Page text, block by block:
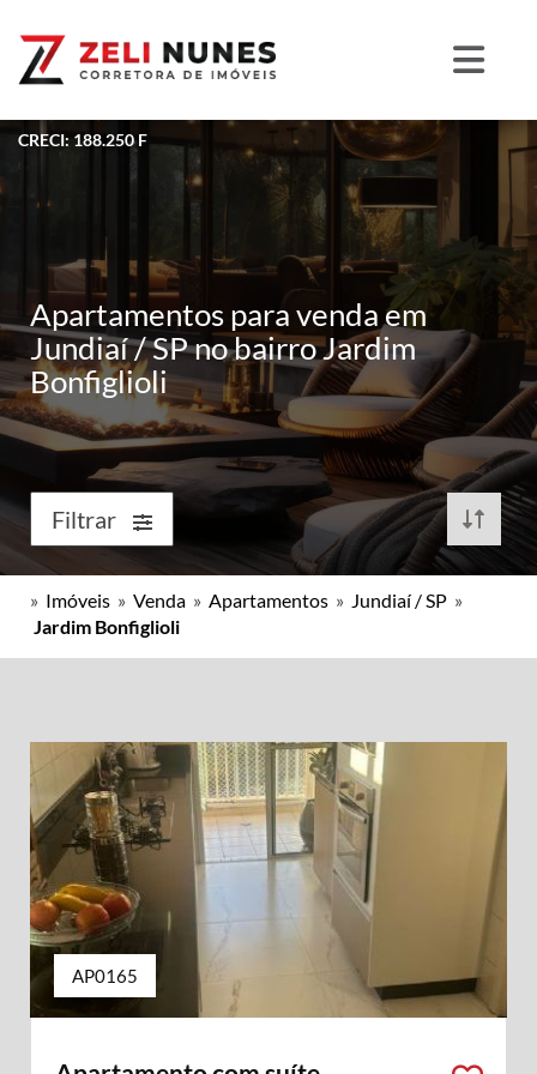
CRECI: 188.250 F
Apartamentos para venda em
Jundiaí / SP no bairro Jardim
Bonfiglioli
Filtrar
» Imóveis » Venda » Apartamentos » Jundiaí / SP »
Jardim Bonfiglioli
AP0165